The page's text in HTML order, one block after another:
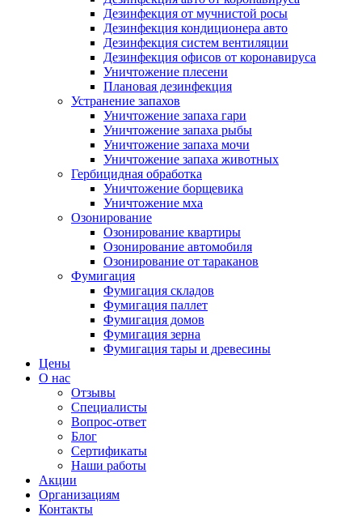
Дезинфекция от мучнистой росы
Дезинфекция кондиционера авто
Дезинфекция систем вентиляции
Дезинфекция офисов от коронавируса
Уничтожение плесени
Плановая дезинфекция
Устранение запахов
Уничтожение запаха гари
Уничтожение запаха рыбы
Уничтожение запаха мочи
Уничтожение запаха животных
Гербицидная обработка
Уничтожение борщевика
Уничтожение мха
Озонирование
Озонирование квартиры
Озонирование автомобиля
Озонирование от тараканов
Фумигация
Фумигация складов
Фумигация паллет
Фумигация домов
Фумигация зерна
Фумигация тары и древесины
Цены
О нас
Отзывы
Специалисты
Вопрос-ответ
Блог
Сертификаты
Наши работы
Акции
Организациям
Контакты